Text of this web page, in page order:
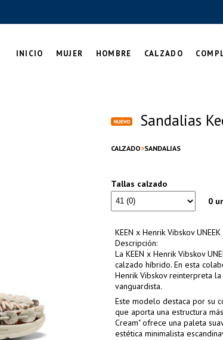
INICIO MUJER HOMBRE CALZADO
Sandalias
CALZADO SANDALIAS
Tallas calzado
0
KEEN x Henrik Vibskov
Descripción:
La KEEN x Henrik Vibskov
calzado híbrido. En esta
Henrik Vibskov reinterpreta
vanguardista.
Este modelo destaca por su
que aporta una estructura
Cream" ofrece una paleta
estética minimalista